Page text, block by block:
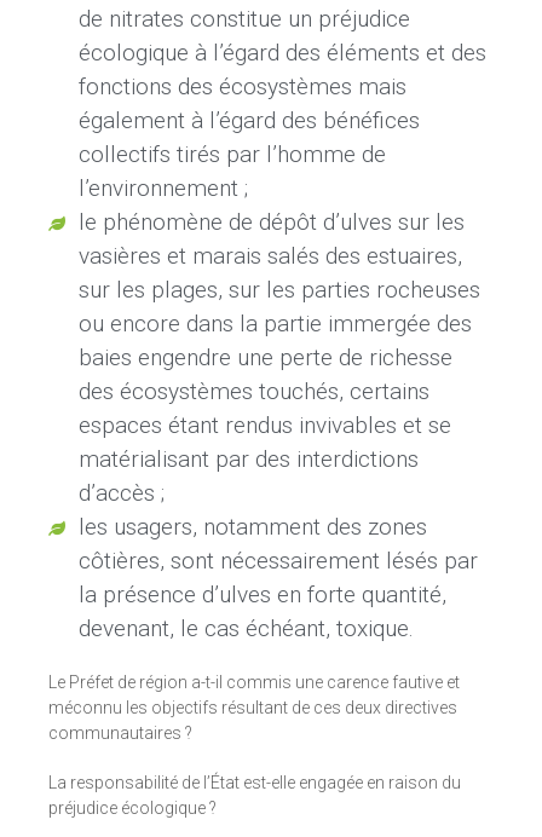
de nitrates constitue un préjudice
écologique à l’égard des éléments et des
fonctions des écosystèmes mais
également à l’égard des bénéfices
collectifs tirés par l’homme de
l’environnement ;
le phénomène de dépôt d’ulves sur les
vasières et marais salés des estuaires,
sur les plages, sur les parties rocheuses
ou encore dans la partie immergée des
baies engendre une perte de richesse
des écosystèmes touchés, certains
espaces étant rendus invivables et se
matérialisant par des interdictions
d’accès ;
les usagers, notamment des zones
côtières, sont nécessairement lésés par
la présence d’ulves en forte quantité,
devenant, le cas échéant, toxique.
Le Préfet de région a-t-il commis une carence fautive et
méconnu les objectifs résultant de ces deux directives
communautaires ?
La responsabilité de l’État est-elle engagée en raison du
préjudice écologique ?